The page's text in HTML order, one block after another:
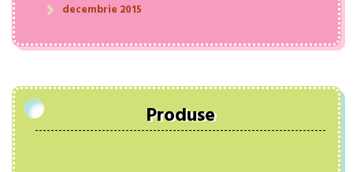
decembrie 2015
Produse